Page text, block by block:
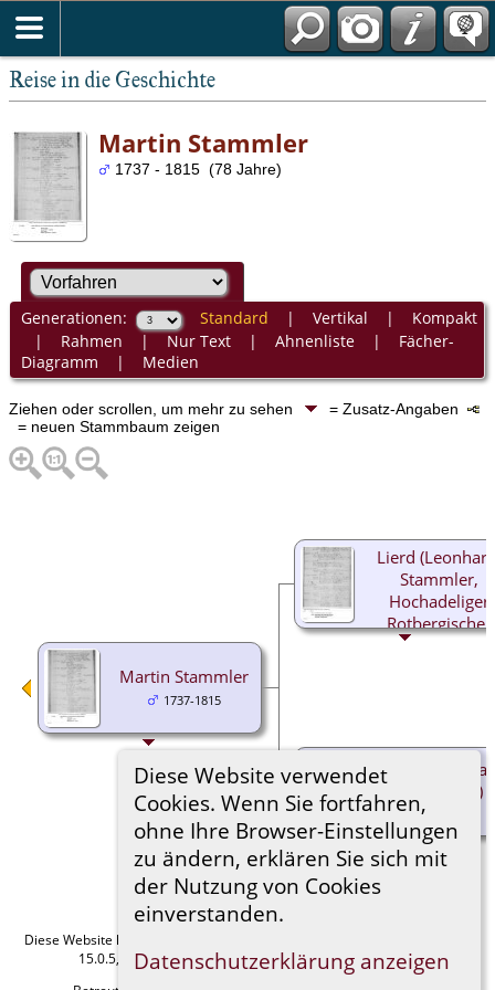
Reise in die Geschichte
Diese Website verwendet
Cookies. Wenn Sie fortfahren,
ohne Ihre Browser-Einstellungen
zu ändern, erklären Sie sich mit
der Nutzung von Cookies
einverstanden.
Datenschutzerklärung anzeigen
Martin Stammler
1737 - 1815 (78 Jahre)
Generationen: Standard | Vertikal | Kompakt
| Rahmen | Nur Text| Ahnenliste| Fächer-
Diagramm | Medien
Ziehen oder scrollen, um mehr zu sehen
= Zusatz-Angaben
= neuen Stammbaum zeigen
Martin Stammler
1737-1815
Lierd
Stammler,
Hochadeliger
Rotbergischer
Barbara
(Oehlwang)
1708-1793
Diese Website läuft mit
15.0.5, programmiert von Darrin Lythgoe © 2001-2026.